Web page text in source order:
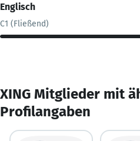
Englisch
C1 (Fließend)
XING Mitglieder mit
Profilangaben